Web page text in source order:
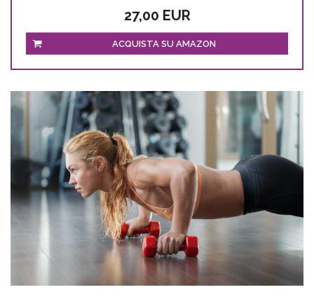
27,00 EUR
ACQUISTA SU AMAZON